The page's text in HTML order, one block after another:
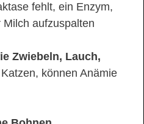
fehlt, ein Enzym,
aufzuspalten
Zwiebeln, Lauch,
können Anämie